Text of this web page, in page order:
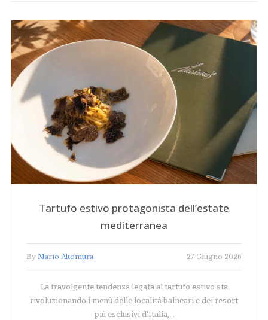
Tartufo estivo protagonista dell’estate
mediterranea
By Mario Altomura 27 Giugno 2026
La travolgente tendenza legata al tartufo estivo sta
rivoluzionando i menù delle località balneari e dei resort
più esclusivi d'Italia,…